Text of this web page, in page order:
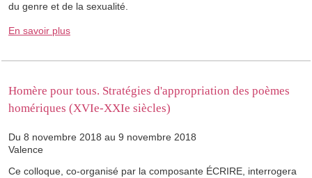
du genre et de la sexualité.
En savoir plus
Homère pour tous. Stratégies d'appropriation des poèmes
homériques (XVIe-XXIe siècles)
Du 8 novembre 2018 au 9 novembre 2018
Valence
Ce colloque, co-organisé par la composante ÉCRIRE, interrogera